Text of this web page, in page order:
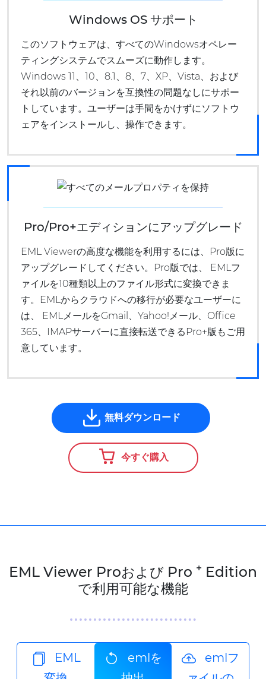
Windows OS サポート
このソフトウェアは、すべてのWindowsオペレー
ティングシステムでスムーズに動作します。
Windows 11、10、8.1、8、7、XP、Vista、および
それ以前のバージョンを互換性の問題なしにサポー
トしています。ユーザーは手間をかけずにソフトウ
ェアをインストールし、操作できます。
Pro/Pro+エディションにアップグレード
EML Viewerの高度な機能を利用するには、Pro版に
アップグレードしてください。Pro版では、 EMLフ
ァイルを10種類以上のファイル形式に変換できま
す。EMLからクラウドへの移行が必要なユーザーに
は、 EMLメールをGmail、Yahoo!メール、Office
365、IMAPサーバーに直接転送できるPro+版もご用
意しています。
無料ダウンロード
今すぐ購入
EML Viewer Proおよび Pro + Edition
で利用可能な機能
EML
emlを
emlフ